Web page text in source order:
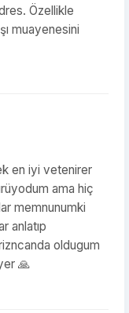
Özellikle
muayenesini
en iyi vetenirer
ama hiç
memnunumki
anlatıp
oldugum
🙏